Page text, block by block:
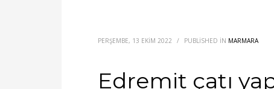
PERŞEMBE, 13 EKIM 2022 / PUBLISHED IN MARMARA
Edremit çatı